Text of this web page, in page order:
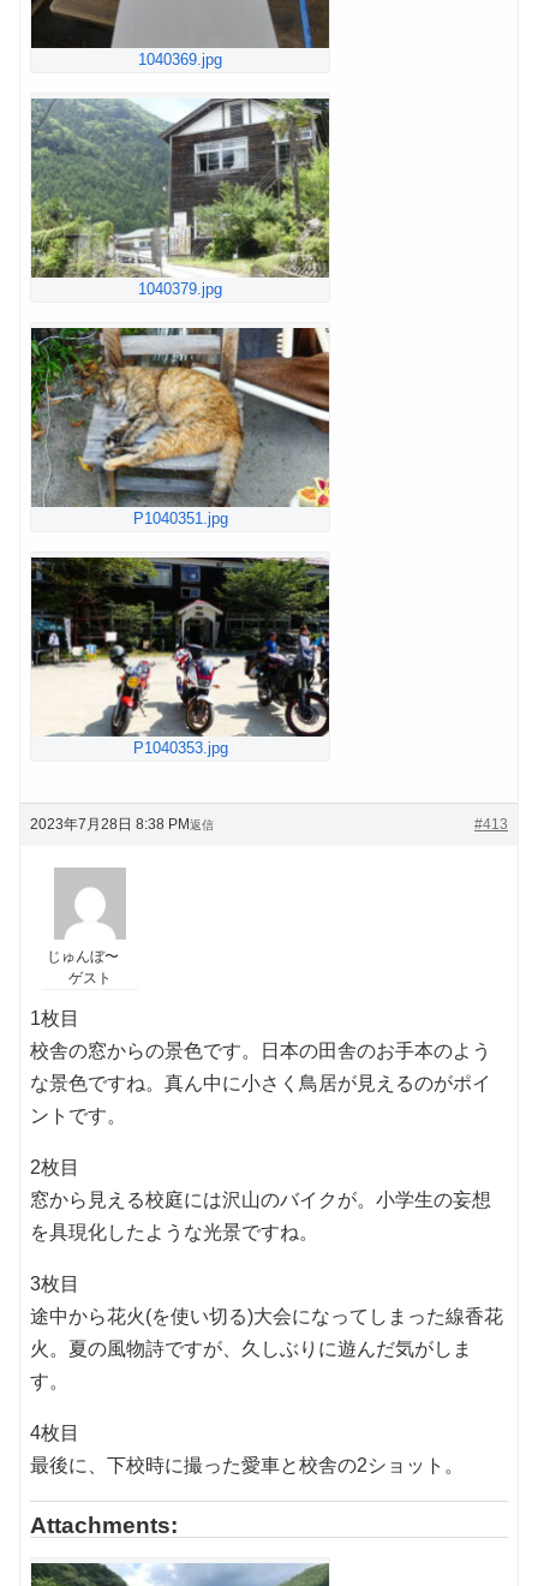
1040369.jpg
1040379.jpg
P1040351.jpg
P1040353.jpg
2023年7月28日 8:38 PM #413
返信
じゅんぼ〜
ゲスト
1枚目
校舎の窓からの景色です。日本の田舎のお手本のよう
な景色ですね。真ん中に小さく鳥居が見えるのがポイ
ントです。
2枚目
窓から見える校庭には沢山のバイクが。小学生の妄想
を具現化したような光景ですね。
3枚目
途中から花火(を使い切る)大会になってしまった線香花
火。夏の風物詩ですが、久しぶりに遊んだ気がしま
す。
4枚目
最後に、下校時に撮った愛車と校舎の2ショット。
Attachments: